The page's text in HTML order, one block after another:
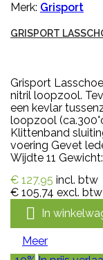
Merk: Grisport
GRISPORT
Grisport
nitril loopzool.
een kevlar
loopzool
Klittenband
voering Gevet
Wijdte 11
€ 127,95 incl. btw
€ 105,74 excl. btw
 In
Meer